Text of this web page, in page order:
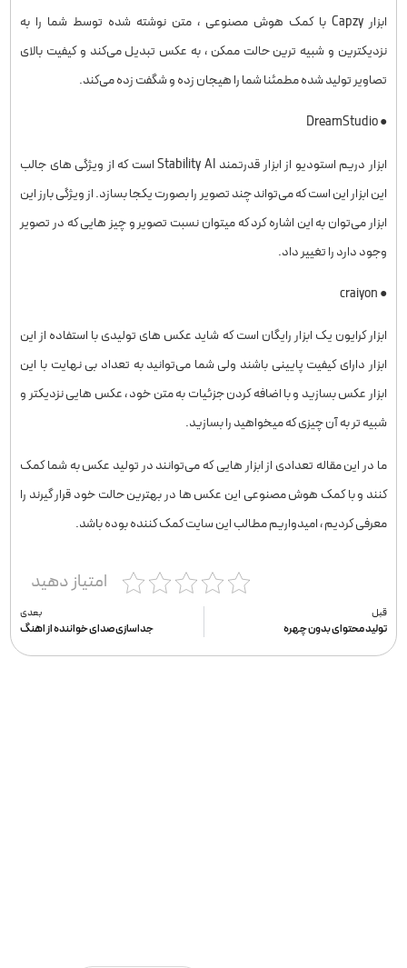
ابزار Capzy با کمک هوش مصنوعی ، متن نوشته شده توسط شما را به
نزدیکترین و شبیه ترین حالت ممکن ، به عکس تبدیل می‌کند و کیفیت بالای
تصاویر تولید شده مطمئنا شما را هیجان زده و شگفت زده می‌کند.
● DreamStudio
ابزار دریم استودیو از ابزار قدرتمند Stability AI است که از ویژگی های جالب
این ابزار این است که می‌تواند چند تصویر را بصورت یکجا بسازد. از ویژگی بارز این
ابزار می‌توان به این اشاره کرد که میتوان نسبت تصویر و چیز هایی که در تصویر
وجود دارد را تغییر داد.
● craiyon
ابزار کرایون یک ابزار رایگان است که شاید عکس های تولیدی با استفاده از این
ابزار دارای کیفیت پایینی باشند ولی شما می‌توانید به تعداد بی نهایت با این
ابزار عکس بسازید و با اضافه کردن جزئیات به متن خود ، عکس هایی نزدیکتر و
شبیه تر به آن چیزی که میخواهید را بسازید.
ما در این مقاله تعدادی از ابزار هایی که می‌توانند در تولید عکس به شما کمک
کنند و با کمک هوش مصنوعی این عکس ها در بهترین حالت خود قرار گیرند را
معرفی کردیم ، امیدواریم مطالب این سایت کمک کننده بوده باشد.
امتیاز دهید
قبل
تولید محتوای بدون چهره
بعدی
جداسازی صدای خواننده از اهنگ